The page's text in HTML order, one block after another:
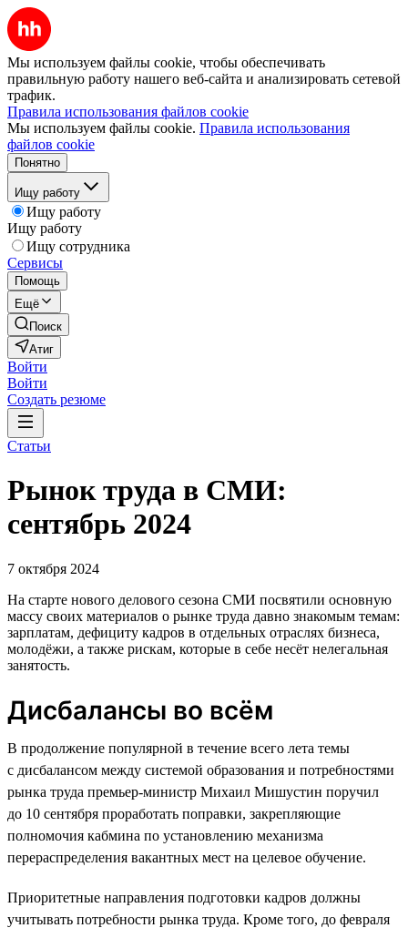
Мы используем файлы cookie, чтобы обеспечивать
правильную работу нашего веб-сайта и анализировать сетевой
трафик.
Правила использования файлов cookie
Мы используем файлы cookie. Правила использования
файлов cookie
Понятно
Ищу работу
Ищу работу
Ищу работу
Ищу сотрудника
Сервисы
Помощь
Ещё
Поиск
Атиг
Войти
Войти
Создать резюме
Статьи
Рынок труда в СМИ:
сентябрь 2024
7 октября 2024
На старте нового делового сезона СМИ посвятили основную
массу своих материалов о рынке труда давно знакомым темам:
зарплатам, дефициту кадров в отдельных отраслях бизнеса,
молодёжи, а также рискам, которые в себе несёт нелегальная
занятость.
Дисбалансы во всём
В продолжение популярной в течение всего лета темы
с дисбалансом между системой образования и потребностями
рынка труда премьер-министр Михаил Мишустин поручил
до 10 сентября проработать поправки, закрепляющие
полномочия кабмина по установлению механизма
перераспределения вакантных мест на целевое обучение.
Приоритетные направления подготовки кадров должны
учитывать потребности рынка труда. Кроме того, до февраля